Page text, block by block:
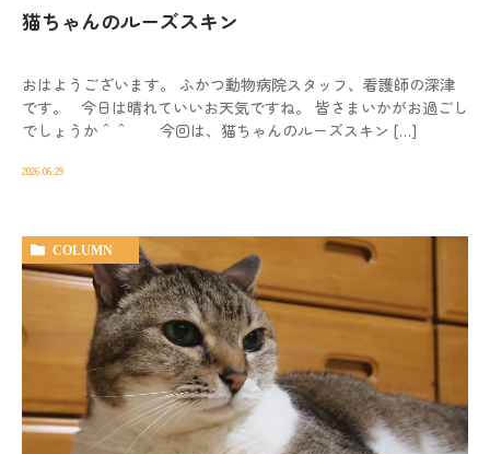
猫ちゃんのルーズスキン
おはようございます。 ふかつ動物病院スタッフ、看護師の深津
です。 今日は晴れていいお天気ですね。 皆さまいかがお過ごし
でしょうか＾＾ 今回は、猫ちゃんのルーズスキン […]
2026.06.29
COLUMN